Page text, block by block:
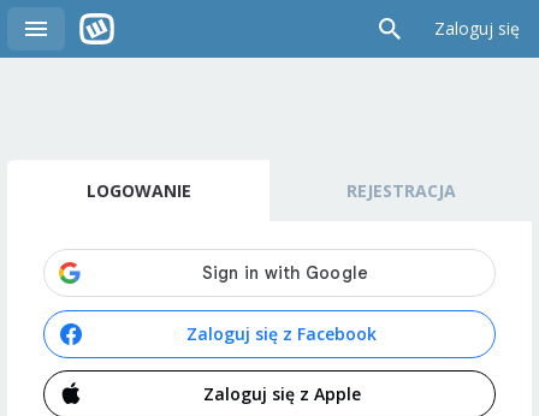
Zaloguj się
LOGOWANIE REJESTRACJA
Zaloguj się z Facebook
Zaloguj się z Apple